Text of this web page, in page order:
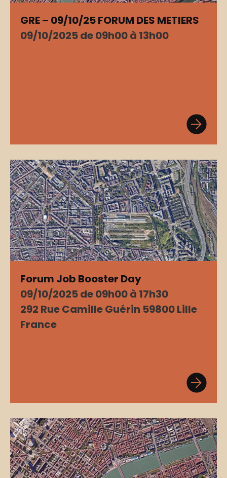
GRE – 09/10/25 FORUM DES METIERS
09/10/2025 de 09h00 à 13h00
Forum Job Booster Day
09/10/2025 de 09h00 à 17h30
292 Rue Camille Guérin 59800 Lille
France